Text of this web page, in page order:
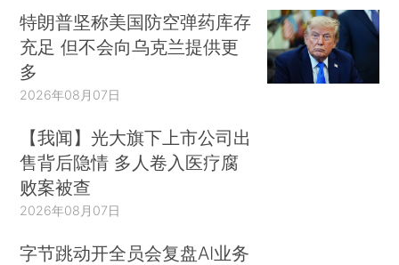
特朗普坚称美国防空弹药库存
充足 但不会向乌克兰提供更
多
2026年08月07日
【我闻】光大旗下上市公司出
售背后隐情 多人卷入医疗腐
败案被查
2026年08月07日
字节跳动开全员会复盘AI业务